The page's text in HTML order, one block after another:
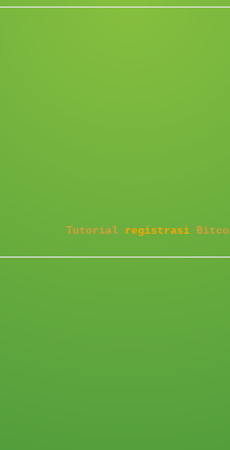
Tutorial registrasi